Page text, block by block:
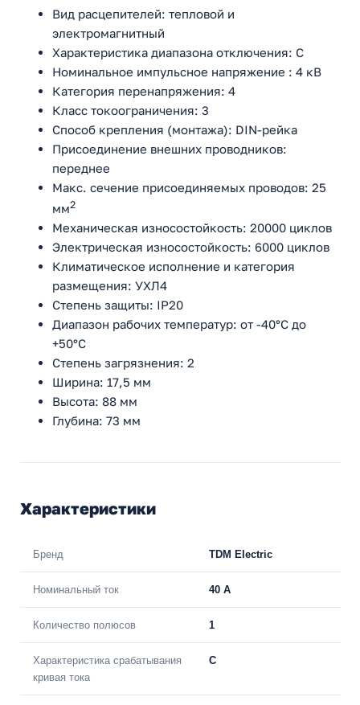
Вид расцепителей: тепловой и
электромагнитный
Характеристика диапазона отключения: C
Номинальное импульсное напряжение : 4 кВ
Категория перенапряжения: 4
Класс токоограничения: 3
Способ крепления (монтажа): DIN-рейка
Присоединение внешних проводников:
переднее
Макс. сечение присоединяемых проводов: 25
мм2
Механическая износостойкость: 20000 циклов
Электрическая износостойкость: 6000 циклов
Климатическое исполнение и категория
размещения: УХЛ4
Степень защиты: IP20
Диапазон рабочих температур: от -40°С до
+50°С
Степень загрязнения: 2
Ширина: 17,5 мм
Высота: 88 мм
Глубина: 73 мм
Характеристики
Бренд TDM Electric
Номинальный ток 40 A
Количество полюсов 1
Характеристика срабатывания
кривая тока
C